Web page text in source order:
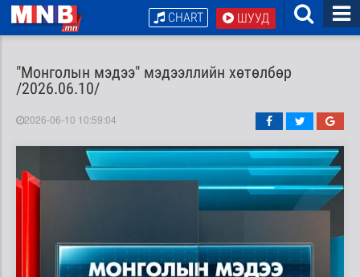
ШУУД
CHART
"Монголын мэдээ" мэдээллийн хөтөлбөр
/2026.06.10/
2026-06-10 10:59:04